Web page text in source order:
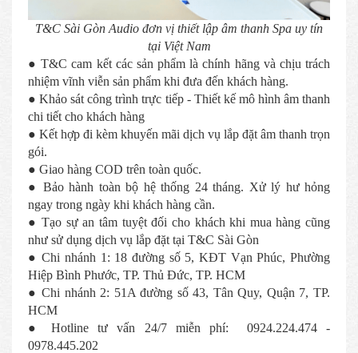
T&C Sài Gòn Audio đơn vị thiết lập âm thanh Spa uy tín
tại Việt Nam
● T&C cam kết các sản phẩm là chính hãng và chịu trách
nhiệm vĩnh viễn sản phẩm khi đưa đến khách hàng.
● Khảo sát công trình trực tiếp - Thiết kế mô hình âm thanh
chi tiết cho khách hàng
● Kết hợp đi kèm khuyến mãi dịch vụ lắp đặt âm thanh trọn
gói.
● Giao hàng COD trên toàn quốc.
● Bảo hành toàn bộ hệ thống 24 tháng. Xử lý hư hỏng
ngay trong ngày khi khách hàng cần.
● Tạo sự an tâm tuyệt đối cho khách khi mua hàng cũng
như sử dụng dịch vụ lắp đặt tại T&C Sài Gòn
● Chi nhánh 1: 18 đường số 5, KĐT Vạn Phúc, Phường
Hiệp Bình Phước, TP. Thủ Đức, TP. HCM
● Chi nhánh 2: 51A đường số 43, Tân Quy, Quận 7, TP.
HCM
● Hotline tư vấn 24/7 miễn phí: 0924.224.474 -
0978.445.202